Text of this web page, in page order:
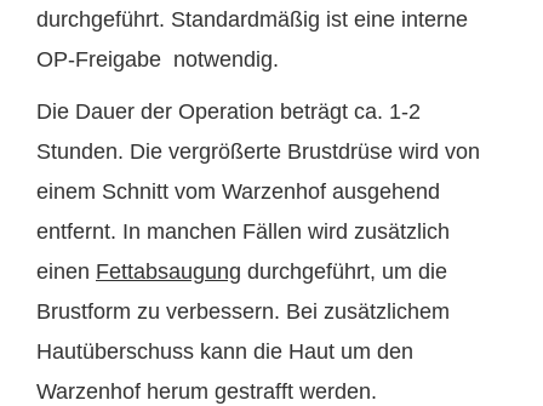
durchgeführt. Standardmäßig ist eine interne
OP-Freigabe notwendig.
Die Dauer der Operation beträgt ca. 1-2
Stunden. Die vergrößerte Brustdrüse wird von
einem Schnitt vom Warzenhof ausgehend
entfernt. In manchen Fällen wird zusätzlich
einen Fettabsaugung durchgeführt, um die
Brustform zu verbessern. Bei zusätzlichem
Hautüberschuss kann die Haut um den
Warzenhof herum gestrafft werden.